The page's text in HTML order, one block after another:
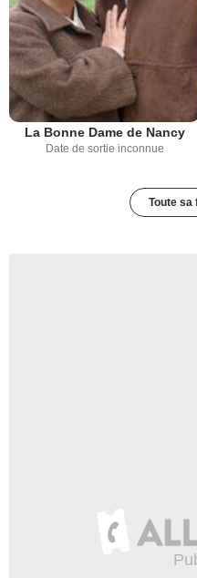
La Bonne Dame de Nancy
Date de sortie inconnue
Toute sa